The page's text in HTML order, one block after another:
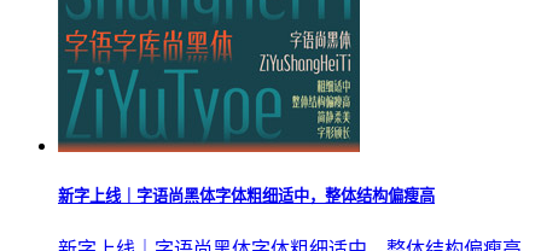
新字上线｜字语尚黑体字体粗细适中，整体结构偏瘦高